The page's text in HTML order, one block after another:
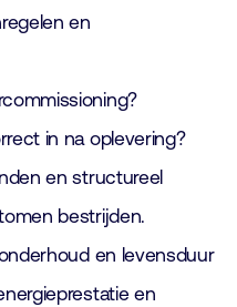
en
in na oplevering?
en structureel
bestrijden.
en levensduur
en